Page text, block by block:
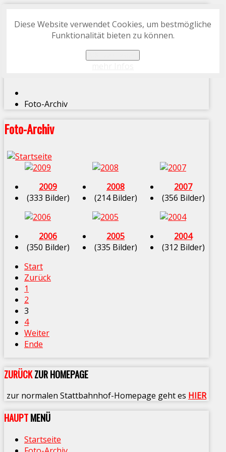
Diese Website verwendet Cookies, um bestmögliche
Funktionalität bieten zu können.
START
Foto-Archiv
Foto-Archiv
2009
(333 Bilder)
2008
(214 Bilder)
2007
(356 Bilder)
2006
(350 Bilder)
2005
(335 Bilder)
2004
(312 Bilder)
Start
Zurück
1
2
3
4
Weiter
Ende
ZURÜCKZUR HOMEPAGE
zur normalen Stattbahnhof-Homepage geht es HIER
HAUPTMENÜ
Startseite